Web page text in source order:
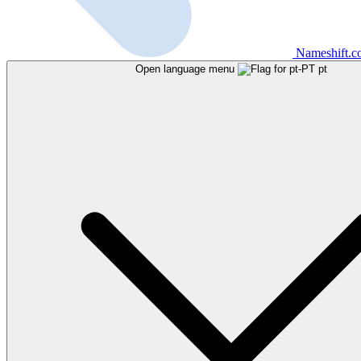
Open language menu pt